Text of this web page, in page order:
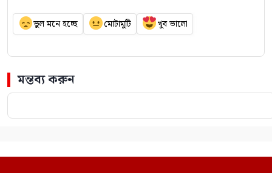
ভুল মনে হচ্ছে মোটামুটি খুব ভালো
মন্তব্য করুন